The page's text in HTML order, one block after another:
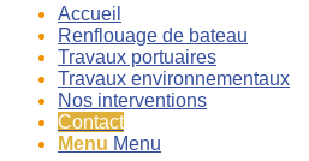
Accueil
Renflouage de bateau
Travaux portuaires
Travaux environnementaux
Nos interventions
Contact
Menu Menu